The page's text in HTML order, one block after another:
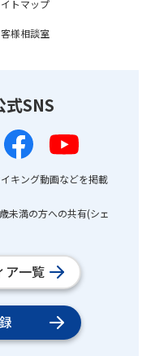
トマップ
様相談室
式SNS
キング動画などを掲載
未満の方への共有(シェ
ア一覧